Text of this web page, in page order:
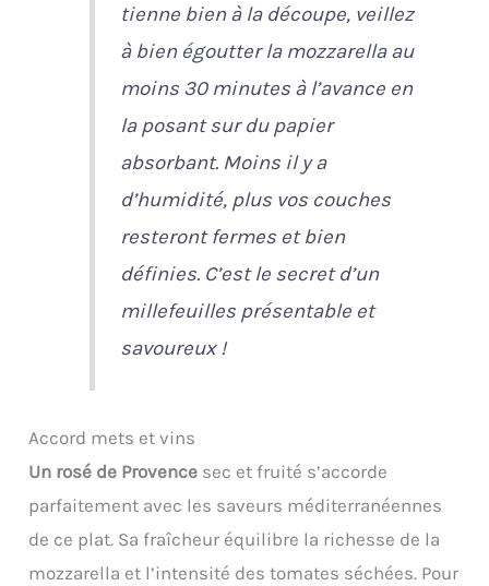
tienne bien à la découpe, veillez
à bien égoutter la mozzarella au
moins 30 minutes à l’avance en
la posant sur du papier
absorbant. Moins il y a
d’humidité, plus vos couches
resteront fermes et bien
définies. C’est le secret d’un
millefeuilles présentable et
savoureux !
Accord mets et vins
Un rosé de Provence sec et fruité s’accorde
parfaitement avec les saveurs méditerranéennes
de ce plat. Sa fraîcheur équilibre la richesse de la
mozzarella et l’intensité des tomates séchées. Pour